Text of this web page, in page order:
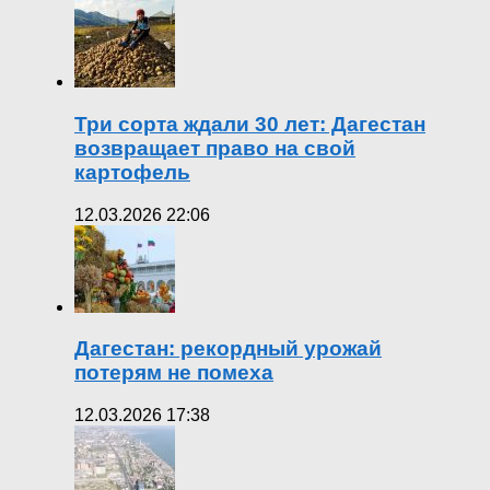
Три сорта ждали 30 лет: Дагестан
возвращает право на свой
картофель
12.03.2026 22:06
Дагестан: рекордный урожай
потерям не помеха
12.03.2026 17:38